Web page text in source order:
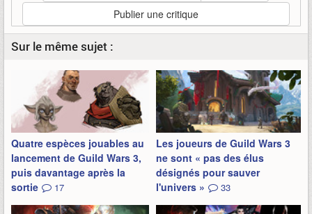
Publier une critique
Sur le même sujet :
Quatre espèces jouables au
lancement de Guild Wars 3,
puis davantage après la
sortie
17
Les joueurs de Guild Wars 3
ne sont « pas des élus
désignés pour sauver
l'univers »
33